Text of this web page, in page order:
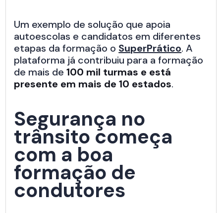
Um exemplo de solução que apoia
autoescolas e candidatos em diferentes
etapas da formação o SuperPrático. A
plataforma já contribuiu para a formação
de mais de100 mil turmas e está
presente em mais de 10 estados.
Segurança no
trânsito começa
com a boa
formação de
condutores